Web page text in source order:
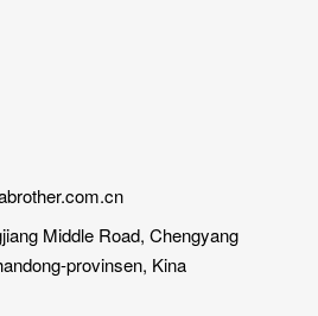
Middle Road, Chengyang
provinsen, Kina